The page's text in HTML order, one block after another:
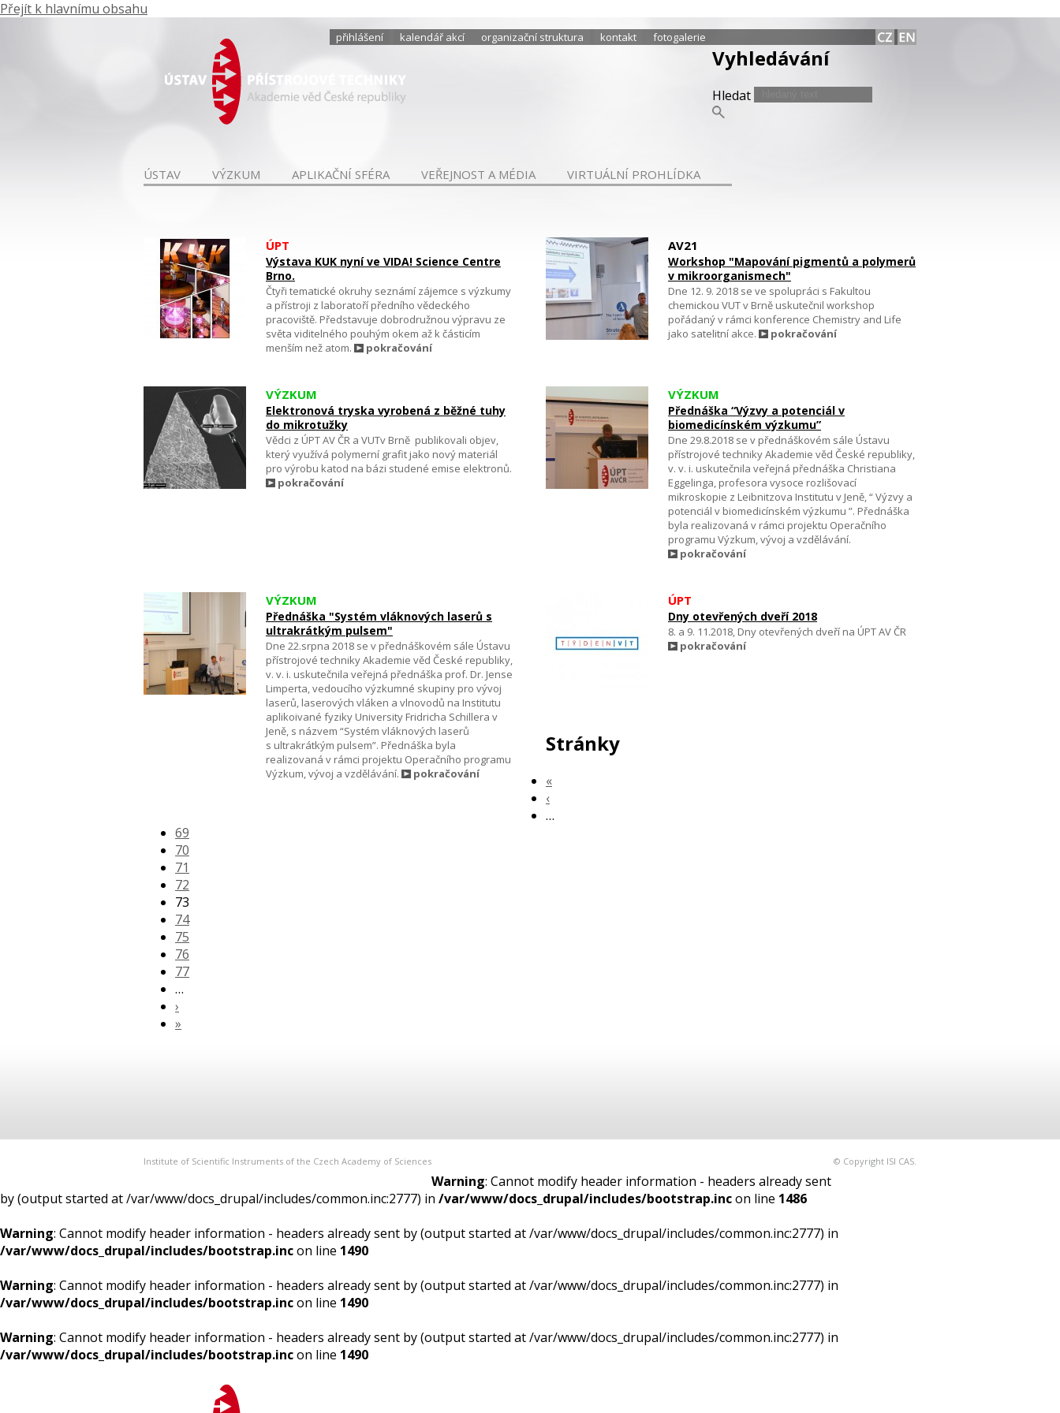
Přejít k hlavnímu obsahu
přihlášení kalendář akcí organizační struktura kontakt fotogalerie
Vyhledávání
Hledat
ÚSTAV VÝZKUM APLIKAČNÍ SFÉRA VEŘEJNOST A MÉDIA VIRTUÁLNÍ PROHLÍDKA
ÚPT
Výstava KUK nyní ve VIDA! Science Centre
Brno.
Čtyři tematické okruhy seznámí zájemce s výzkumy
a přístroji z laboratoří předního vědeckého
pracoviště. Představuje dobrodružnou výpravu ze
světa viditelného pouhým okem až k částicím
menším než atom.
pokračování
AV21
Workshop "Mapování pigmentů a polymerů
v mikroorganismech"
Dne 12. 9. 2018 se ve spolupráci s Fakultou
chemickou VUT v Brně uskutečnil workshop
pořádaný v rámci konference Chemistry and Life
jako satelitní akce.
pokračování
VÝZKUM
Elektronová tryska vyrobená z běžné tuhy
do mikrotužky
Vědci z ÚPT AV ČR a VUTv Brně publikovali objev,
který využívá polymerní grafit jako nový materiál
pro výrobu katod na bázi studené emise elektronů.
pokračování
VÝZKUM
Přednáška “Výzvy a potenciál v
biomedicínském výzkumu”
Dne 29.8.2018 se v přednáškovém sále Ústavu
přístrojové techniky Akademie věd České republiky,
v. v. i. uskutečnila veřejná přednáška Christiana
Eggelinga, profesora vysoce rozlišovací
mikroskopie z Leibnitzova Institutu v Jeně, “ Výzvy a
potenciál v biomedicínském výzkumu ”. Přednáška
byla realizovaná v rámci projektu Operačního
programu Výzkum, vývoj a vzdělávání.
pokračování
VÝZKUM
Přednáška "Systém vláknových laserů s
ultrakrátkým pulsem"
Dne 22.srpna 2018 se v přednáškovém sále Ústavu
přístrojové techniky Akademie věd České republiky,
v. v. i. uskutečnila veřejná přednáška prof. Dr. Jense
Limperta, vedoucího výzkumné skupiny pro vývoj
laserů, laserových vláken a vlnovodů na Institutu
aplikoivané fyziky University Fridricha Schillera v
Jeně, s názvem “Systém vláknových laserů
s ultrakrátkým pulsem”. Přednáška byla
realizovaná v rámci projektu Operačního programu
Výzkum, vývoj a vzdělávání.
pokračování
ÚPT
Dny otevřených dveří 2018
8. a 9. 11.2018, Dny otevřených dveří na ÚPT AV ČR
pokračování
Stránky
«
‹
…
69
70
71
72
73
74
75
76
77
…
›
»
© Copyright ISI CAS.
Institute of Scientific Instruments of the Czech Academy of Sciences
Warning: Cannot modify header information - headers already sent
by (output started at /var/www/docs_drupal/includes/common.inc:2777) in /var/www/docs_drupal/includes/bootstrap.incon line 1486
Warning: Cannot modify header information - headers already sent by (output started at /var/www/docs_drupal/includes/common.inc:2777) in
/var/www/docs_drupal/includes/bootstrap.incon line 1490
Warning: Cannot modify header information - headers already sent by (output started at /var/www/docs_drupal/includes/common.inc:2777) in
/var/www/docs_drupal/includes/bootstrap.incon line 1490
Warning: Cannot modify header information - headers already sent by (output started at /var/www/docs_drupal/includes/common.inc:2777) in
/var/www/docs_drupal/includes/bootstrap.incon line 1490